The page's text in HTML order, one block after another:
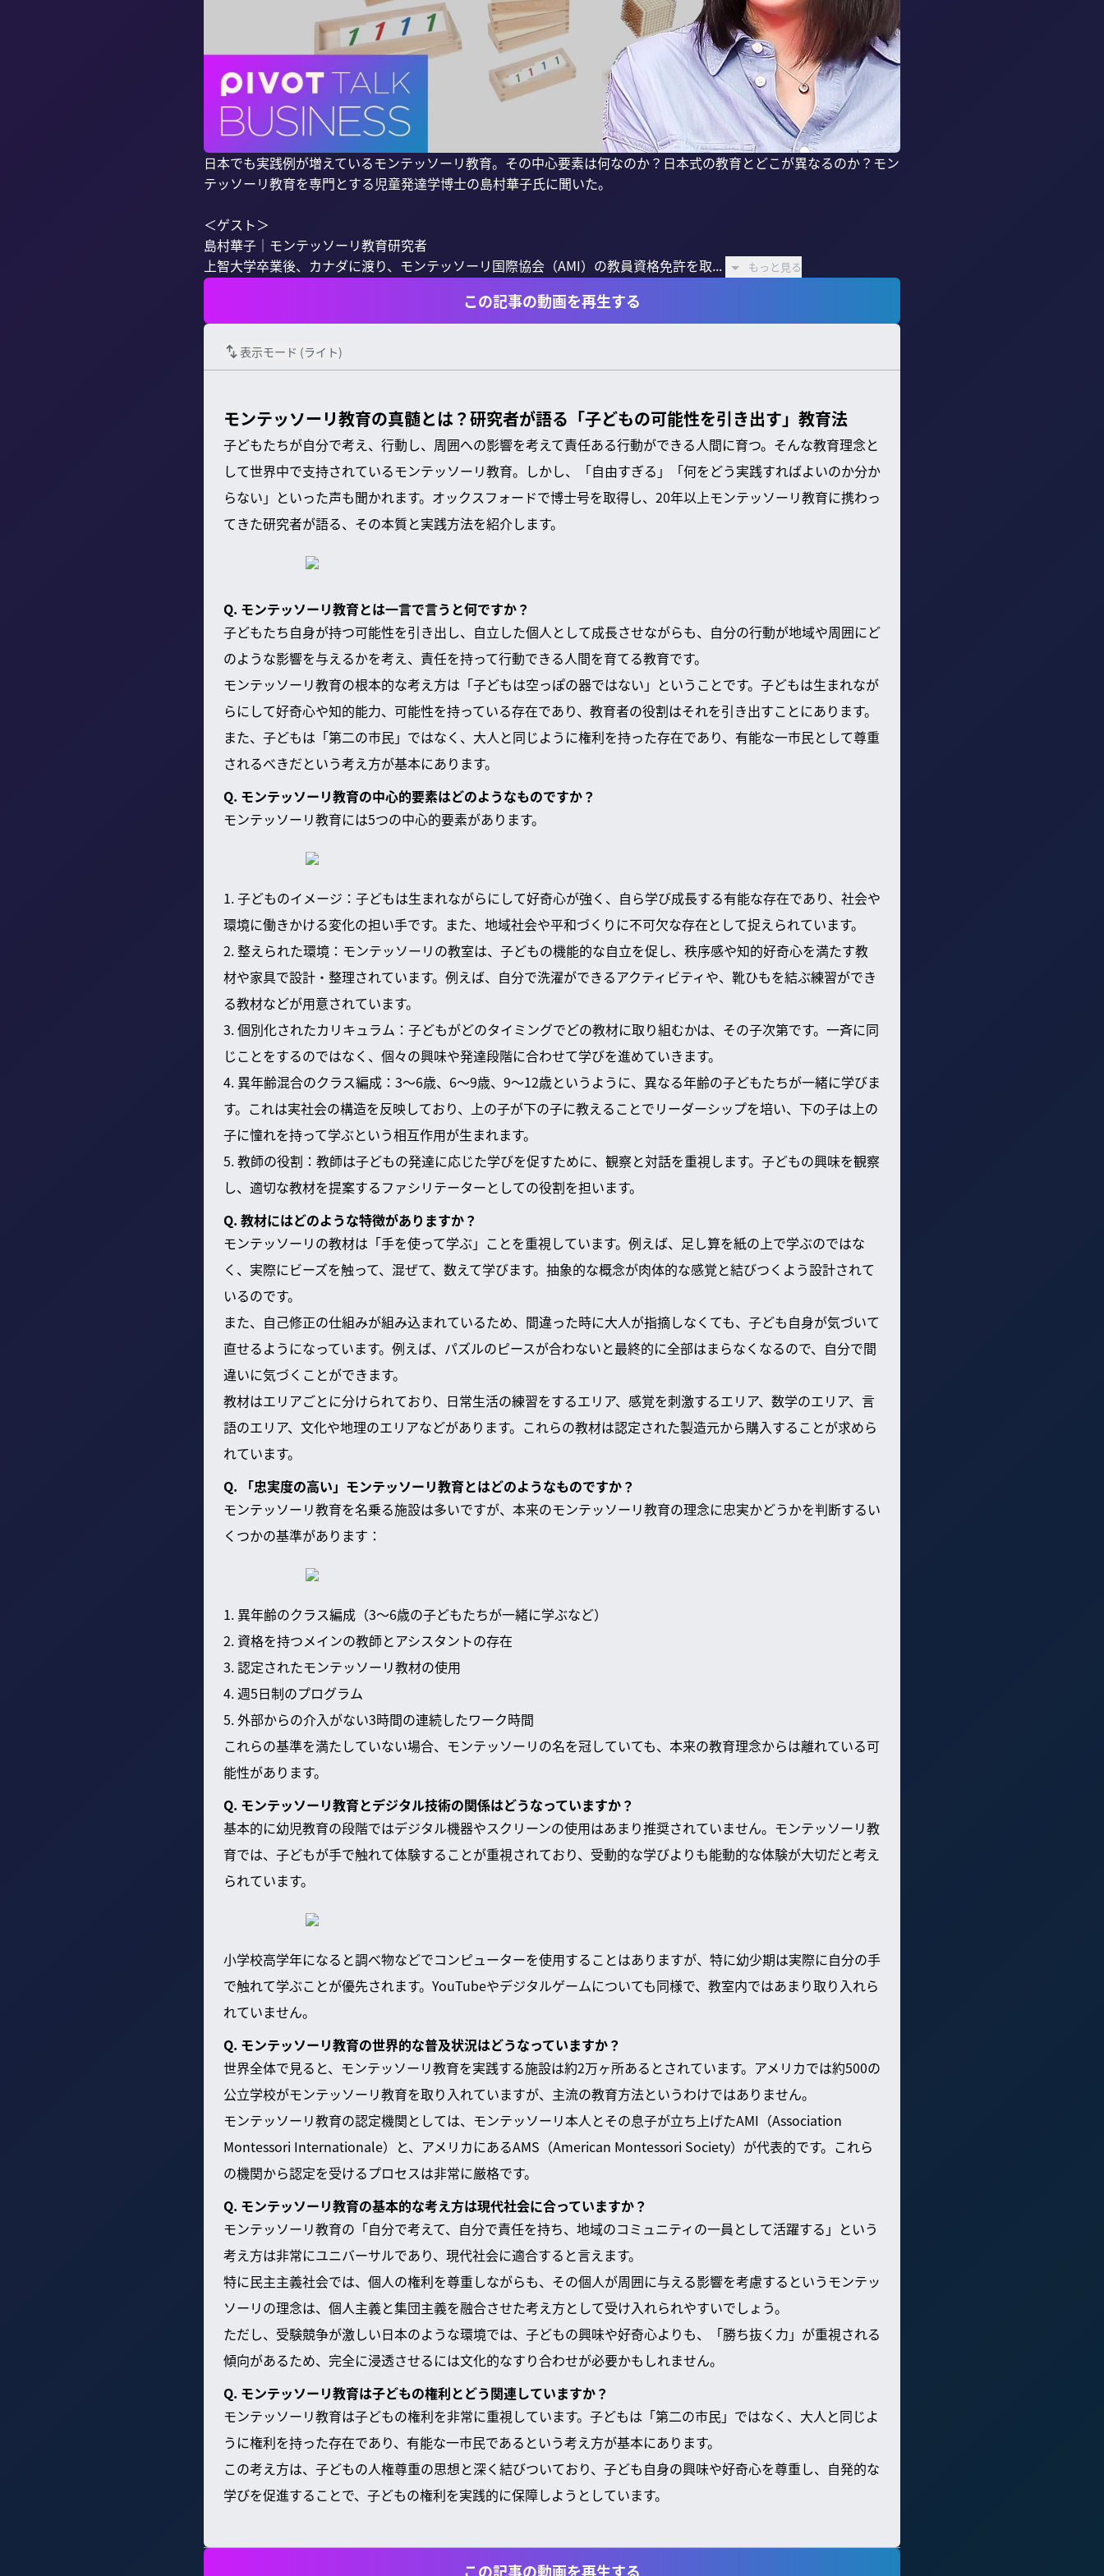
日本でも実践例が増えているモンテッソーリ教育。その中心要素は何なのか？日本式の教育とどこが異なるのか？モン
テッソーリ教育を専門とする児童発達学博士の島村華子氏に聞いた。
＜ゲスト＞
島村華子｜モンテッソーリ教育研究者
上智大学卒業後、カナダに渡り、モンテッソーリ国際協会（AMI）の教員資格免許を取...
もっと見る
この記事の動画を再生する
表示モード (ライト)
モンテッソーリ教育の真髄とは？研究者が語る「子どもの可能性を引き出す」教育法
子どもたちが自分で考え、行動し、周囲への影響を考えて責任ある行動ができる人間に育つ。そんな教育理念と
して世界中で支持されているモンテッソーリ教育。しかし、「自由すぎる」「何をどう実践すればよいのか分か
らない」といった声も聞かれます。オックスフォードで博士号を取得し、20年以上モンテッソーリ教育に携わっ
てきた研究者が語る、その本質と実践方法を紹介します。
Q. モンテッソーリ教育とは一言で言うと何ですか？
子どもたち自身が持つ可能性を引き出し、自立した個人として成長させながらも、自分の行動が地域や周囲にど
のような影響を与えるかを考え、責任を持って行動できる人間を育てる教育です。
モンテッソーリ教育の根本的な考え方は「子どもは空っぽの器ではない」ということです。子どもは生まれなが
らにして好奇心や知的能力、可能性を持っている存在であり、教育者の役割はそれを引き出すことにあります。
また、子どもは「第二の市民」ではなく、大人と同じように権利を持った存在であり、有能な一市民として尊重
されるべきだという考え方が基本にあります。
Q. モンテッソーリ教育の中心的要素はどのようなものですか？
モンテッソーリ教育には5つの中心的要素があります。
1. 子どものイメージ：子どもは生まれながらにして好奇心が強く、自ら学び成長する有能な存在であり、社会や
環境に働きかける変化の担い手です。また、地域社会や平和づくりに不可欠な存在として捉えられています。
2. 整えられた環境：モンテッソーリの教室は、子どもの機能的な自立を促し、秩序感や知的好奇心を満たす教
材や家具で設計・整理されています。例えば、自分で洗濯ができるアクティビティや、靴ひもを結ぶ練習ができ
る教材などが用意されています。
3. 個別化されたカリキュラム：子どもがどのタイミングでどの教材に取り組むかは、その子次第です。一斉に同
じことをするのではなく、個々の興味や発達段階に合わせて学びを進めていきます。
4. 異年齢混合のクラス編成：3〜6歳、6〜9歳、9〜12歳というように、異なる年齢の子どもたちが一緒に学びま
す。これは実社会の構造を反映しており、上の子が下の子に教えることでリーダーシップを培い、下の子は上の
子に憧れを持って学ぶという相互作用が生まれます。
5. 教師の役割：教師は子どもの発達に応じた学びを促すために、観察と対話を重視します。子どもの興味を観察
し、適切な教材を提案するファシリテーターとしての役割を担います。
Q. 教材にはどのような特徴がありますか？
モンテッソーリの教材は「手を使って学ぶ」ことを重視しています。例えば、足し算を紙の上で学ぶのではな
く、実際にビーズを触って、混ぜて、数えて学びます。抽象的な概念が肉体的な感覚と結びつくよう設計されて
いるのです。
また、自己修正の仕組みが組み込まれているため、間違った時に大人が指摘しなくても、子ども自身が気づいて
直せるようになっています。例えば、パズルのピースが合わないと最終的に全部はまらなくなるので、自分で間
違いに気づくことができます。
教材はエリアごとに分けられており、日常生活の練習をするエリア、感覚を刺激するエリア、数学のエリア、言
語のエリア、文化や地理のエリアなどがあります。これらの教材は認定された製造元から購入することが求めら
れています。
Q. 「忠実度の高い」モンテッソーリ教育とはどのようなものですか？
モンテッソーリ教育を名乗る施設は多いですが、本来のモンテッソーリ教育の理念に忠実かどうかを判断するい
くつかの基準があります：
1. 異年齢のクラス編成（3〜6歳の子どもたちが一緒に学ぶなど）
2. 資格を持つメインの教師とアシスタントの存在
3. 認定されたモンテッソーリ教材の使用
4. 週5日制のプログラム
5. 外部からの介入がない3時間の連続したワーク時間
これらの基準を満たしていない場合、モンテッソーリの名を冠していても、本来の教育理念からは離れている可
能性があります。
Q. モンテッソーリ教育とデジタル技術の関係はどうなっていますか？
基本的に幼児教育の段階ではデジタル機器やスクリーンの使用はあまり推奨されていません。モンテッソーリ教
育では、子どもが手で触れて体験することが重視されており、受動的な学びよりも能動的な体験が大切だと考え
られています。
小学校高学年になると調べ物などでコンピューターを使用することはありますが、特に幼少期は実際に自分の手
で触れて学ぶことが優先されます。YouTubeやデジタルゲームについても同様で、教室内ではあまり取り入れら
れていません。
Q. モンテッソーリ教育の世界的な普及状況はどうなっていますか？
世界全体で見ると、モンテッソーリ教育を実践する施設は約2万ヶ所あるとされています。アメリカでは約500の
公立学校がモンテッソーリ教育を取り入れていますが、主流の教育方法というわけではありません。
モンテッソーリ教育の認定機関としては、モンテッソーリ本人とその息子が立ち上げたAMI（Association
Montessori Internationale）と、アメリカにあるAMS（American Montessori Society）が代表的です。これら
の機関から認定を受けるプロセスは非常に厳格です。
Q. モンテッソーリ教育の基本的な考え方は現代社会に合っていますか？
モンテッソーリ教育の「自分で考えて、自分で責任を持ち、地域のコミュニティの一員として活躍する」という
考え方は非常にユニバーサルであり、現代社会に適合すると言えます。
特に民主主義社会では、個人の権利を尊重しながらも、その個人が周囲に与える影響を考慮するというモンテッ
ソーリの理念は、個人主義と集団主義を融合させた考え方として受け入れられやすいでしょう。
ただし、受験競争が激しい日本のような環境では、子どもの興味や好奇心よりも、「勝ち抜く力」が重視される
傾向があるため、完全に浸透させるには文化的なすり合わせが必要かもしれません。
Q. モンテッソーリ教育は子どもの権利とどう関連していますか？
モンテッソーリ教育は子どもの権利を非常に重視しています。子どもは「第二の市民」ではなく、大人と同じよ
うに権利を持った存在であり、有能な一市民であるという考え方が基本にあります。
この考え方は、子どもの人権尊重の思想と深く結びついており、子ども自身の興味や好奇心を尊重し、自発的な
学びを促進することで、子どもの権利を実践的に保障しようとしています。
この記事の動画を再生する